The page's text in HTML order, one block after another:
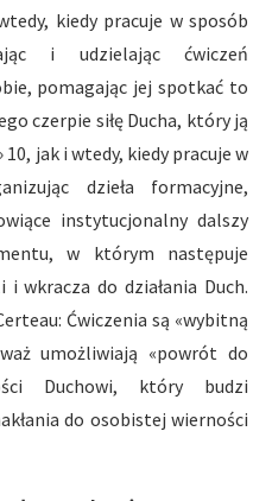
kiedy pracuje w sposób
i udzielając ćwiczeń
pomagając jej spotkać to
czerpie siłę Ducha, który ją
jak i wtedy, kiedy pracuje w
dzieła formacyjne,
instytucjonalny dalszy
w którym następuje
i wkracza do działania Duch.
Ćwiczenia są «wybitną
umożliwiają «powrót do
Duchowi, który budzi
do osobistej wierności